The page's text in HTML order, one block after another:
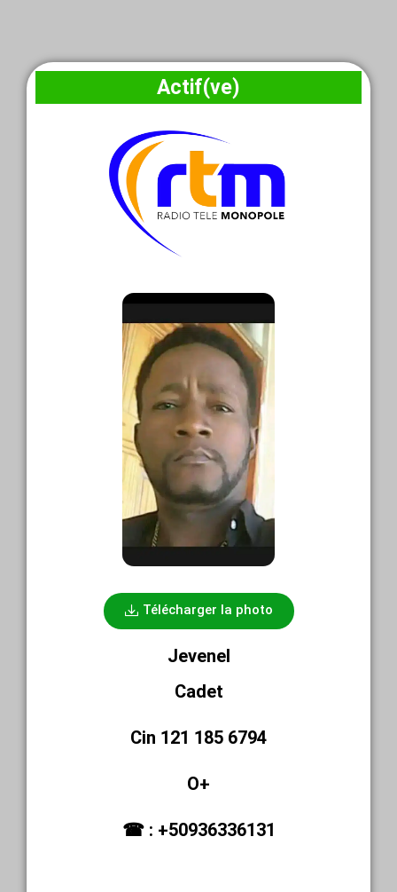
Actif(ve)
Télécharger la photo
Jevenel
Cadet
Cin 121 185 6794
O+
☎ : +50936336131